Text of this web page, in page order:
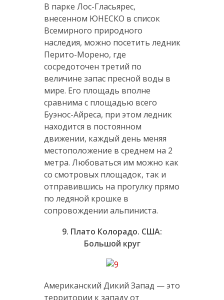
В парке Лос-Гласьярес,
внесенном ЮНЕСКО в список
Всемирного природного
наследия, можно посетить ледник
Перито-Морено, где
сосредоточен третий по
величине запас пресной воды в
мире. Его площадь вполне
сравнима с площадью всего
Буэнос-Айреса, при этом ледник
находится в постоянном
движении, каждый день меняя
местоположение в среднем на 2
метра. Любоваться им можно как
со смотровых площадок, так и
отправившись на прогулку прямо
по ледяной крошке в
сопровождении альпиниста.
9. Плато Колорадо. США:
Большой круг
Американский Дикий Запад — это
территории к западу от